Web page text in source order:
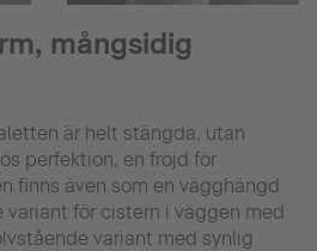
mångsidig
är helt stängda, utan
perfektion, en fröjd för
finns även som en vägghängd
för cistern i väggen med
variant med synlig